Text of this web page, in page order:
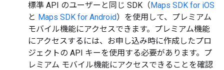
標準 API のユーザーと同じ SDK（Maps SDK for iOS
と Maps SDK for Android）を使用して、プレミアム
モバイル機能にアクセスできます。プレミアム機能
にアクセスするには、お申し込み時に作成したプロ
ジェクトの API キーを使用する必要があります。プ
レミアム モバイル機能にアクセスできることを確認